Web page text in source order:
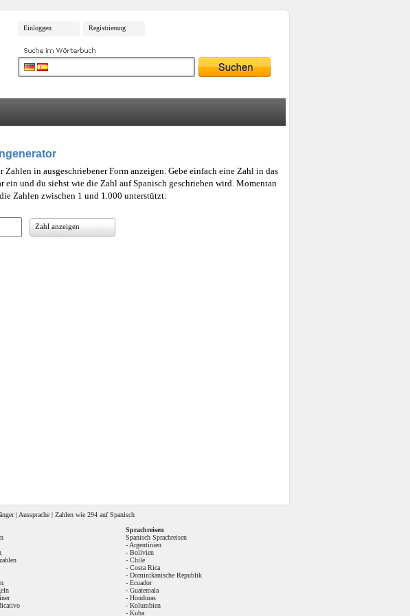
Einloggen Registrierung
Zahlen in ausgeschriebener Form anzeigen. Gebe einfach eine Zahl in das
ein und du siehst wie die Zahl auf Spanisch geschrieben wird. Momentan
Zahlen zwischen 1 und 1.000 unterstützt:
Zahl anzeigen
| Aussprache | Zahlen wie 294 auf Spanisch
Sprachreisen
Spanisch Sprachreisen
- Argentinien
- Bolivien
- Chile
- Costa Rica
- Dominikanische Republik
- Ecuador
- Guatemala
- Honduras
- Kolumbien
- Kuba